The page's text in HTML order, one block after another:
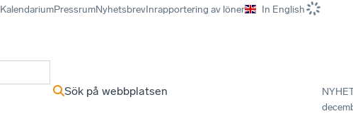
KalendariumPressrumNyhetsbrevInrapportering av löner In English
Sök på webbplatsen